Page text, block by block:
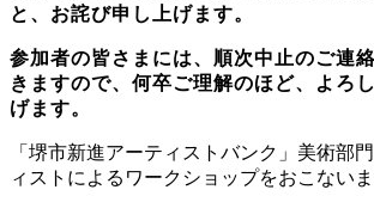
と、お詫び申し上げます。
参加者の皆さまには、順次中止のご連
きますので、何卒ご理解のほど、よろ
げます。
「堺市新進アーティストバンク」美術部
ィストによるワークショップをおこないま